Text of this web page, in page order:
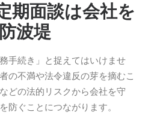
期面談は会社を
波堤
手続き」と捉えてはいけませ
の不満や法令違反の芽を摘むこ
どの法的リスクから会社を守
防ぐことにつながります。